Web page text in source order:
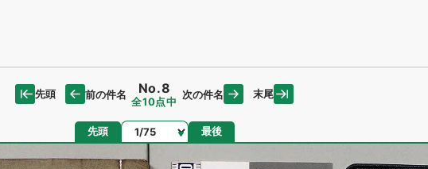
先頭 前の件名 No.8
全10点中
次の件名 末尾
先頭 ページ 最後